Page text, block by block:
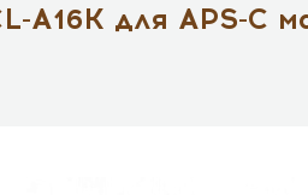
A16K для APS-C